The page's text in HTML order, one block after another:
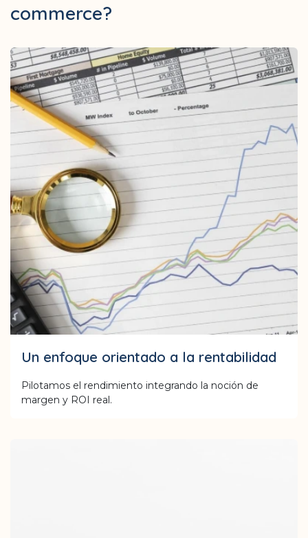
commerce?
Un enfoque orientado a la rentabilidad
Pilotamos el rendimiento integrando la noción de
margen y ROI real.